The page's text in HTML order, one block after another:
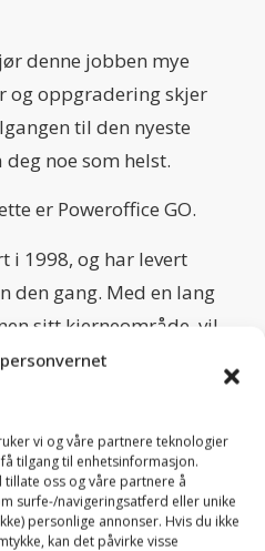
vi og våre partnere teknologier
tilgang til enhetsinformasjon.
tillate oss og våre partnere å
surfe-/navigeringsatferd eller unike
personlige annonser. Hvis du ikke
kan det påvirke visse
denne jobben mye
og oppgradering skjer
til den nyeste
noe som helst.
er Poweroffice GO.
i 1998, og har levert
den gang. Med en lang
sitt kjerneområde, vil
valg.
flere 1.priser de
Norge sin årlige
Poweroffice sitt